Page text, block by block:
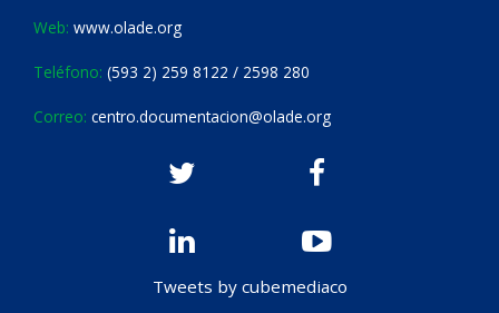
Web: www.olade.org
Teléfono: (593 2) 259 8122 / 2598 280
Correo: centro.documentacion@olade.org
Tweets by cubemediaco